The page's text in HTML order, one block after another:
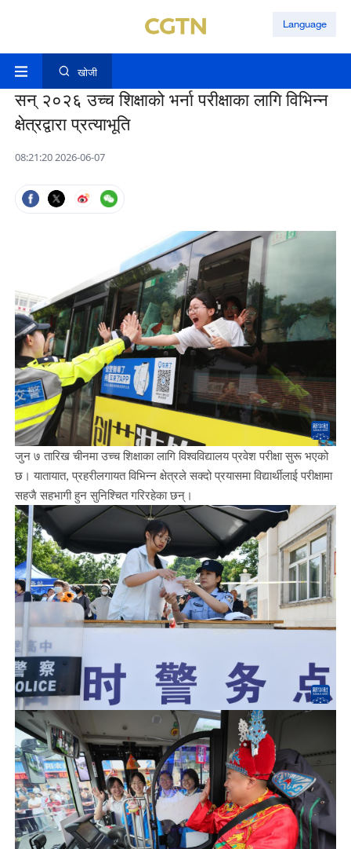
Language
खोजी
सन् २०२६ उच्च शिक्षाको भर्ना परीक्षाका लागि विभिन्न
क्षेत्रद्वारा प्रत्याभूति
08:21:20 2026-06-07
जुन ७ तारिख चीनमा उच्च शिक्षाका लागि विश्वविद्यालय प्रवेश परीक्षा सुरू भएको
छ। यातायात, प्रहरीलगायत विभिन्न क्षेत्रले सक्दो प्रयासमा विद्यार्थीलाई परीक्षामा
सहजै सहभागी हुन सुनिश्चित गरिरहेका छन्।